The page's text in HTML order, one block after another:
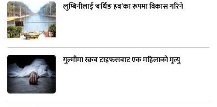
लुम्बिनीलाई ‘बर्थिङ हब’का रूपमा विकास गरिने
गुल्मीमा स्क्रब टाइफसबाट एक महिलाको मृत्यु